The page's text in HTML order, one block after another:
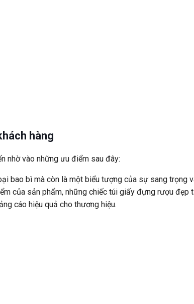
hàng
nhờ vào những ưu điểm sau đây:
bao bì mà còn là một biểu tượng của sự sang trọng
của sản phẩm, những chiếc túi giấy đựng rượu đẹp
cáo hiệu quả cho thương hiệu.